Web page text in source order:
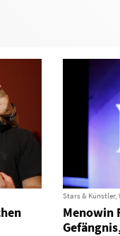
Stars & Künstler,
Menowin